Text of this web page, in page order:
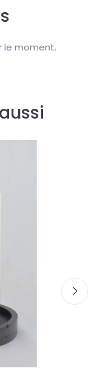
le moment.